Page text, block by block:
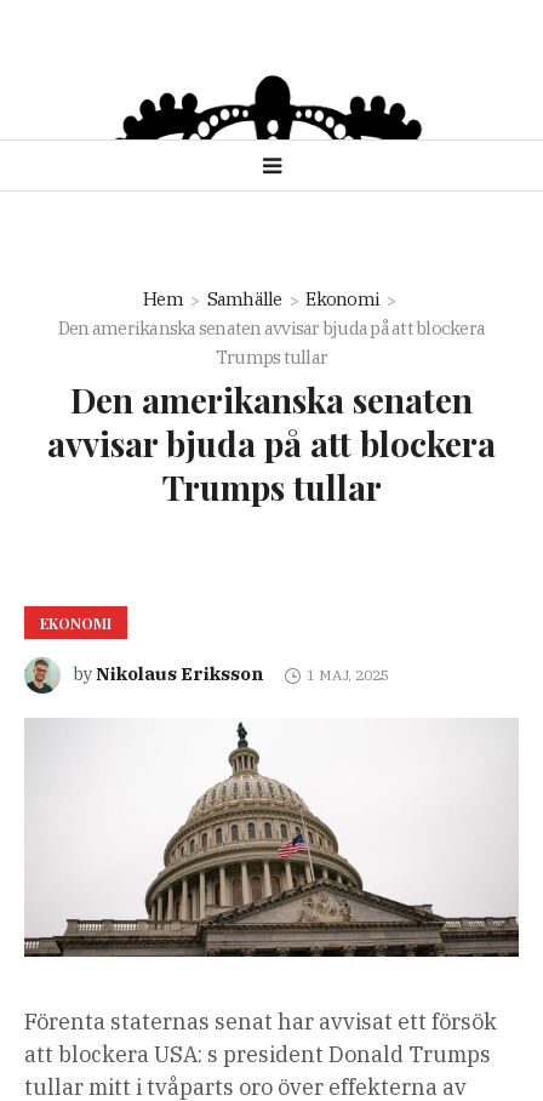
Hem Samhälle
Ekonomi
Den amerikanska senaten avvisar bjuda på att blockera
Trumps tullar
Den amerikanska senaten
avvisar bjuda på att blockera
Trumps tullar
EKONOMI
byNikolaus Eriksson 1 MAJ, 2025
Förenta staternas senat har avvisat ett försök
att blockera USA: s president Donald Trumps
tullar mitt i tvåparts oro över effekterna av